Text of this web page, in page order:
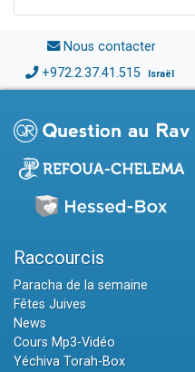
Nous contacter
+972.2.37.41.515 Israël
Raccourcis
Paracha de la semaine
Fêtes Juives
News
Cours Mp3-Vidéo
Yéchiva Torah-Box